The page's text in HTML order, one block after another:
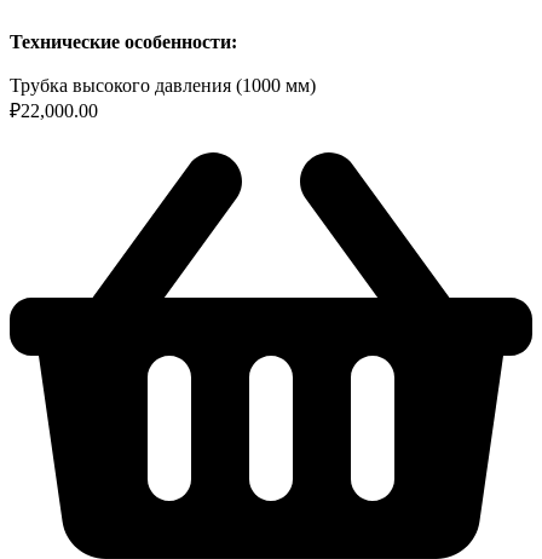
Технические особенности:
Трубка высокого давления (1000 мм)
₽22,000.00